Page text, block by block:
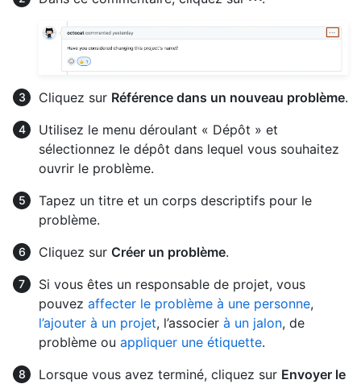
Cliquez sur Référence dans un nouveau problème.
Utilisez le menu déroulant « Dépôt » et
sélectionnez le dépôt dans lequel vous souhaitez
ouvrir le problème.
Tapez un titre et un corps descriptifs pour le
problème.
Cliquez sur Créer un problème.
Si vous êtes un responsable de projet, vous
pouvez affecter le problème à une personne,
l’ajouter à un projet, l’associer à un jalon, de
problème ou appliquer une étiquette.
Lorsque vous avez terminé, cliquez sur Envoyer le